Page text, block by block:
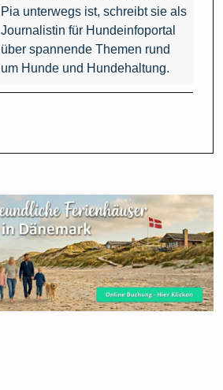
Pia unterwegs ist, schreibt sie als
Journalistin für Hundeinfoportal
über spannende Themen rund
um Hunde und Hundehaltung.